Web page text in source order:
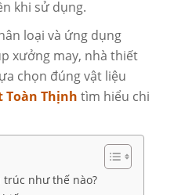
khi sử dụng.
loại và ứng dụng
xưởng may, nhà thiết
chọn đúng vật liệu
Toàn Thịnh tìm hiểu chi
trúc như thế nào?